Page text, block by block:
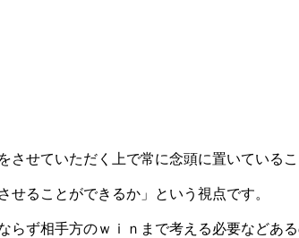
せていただく上で常に念頭に置いているこ
ることができるか」という視点です。
ず相手方のｗｉｎまで考える必要などある